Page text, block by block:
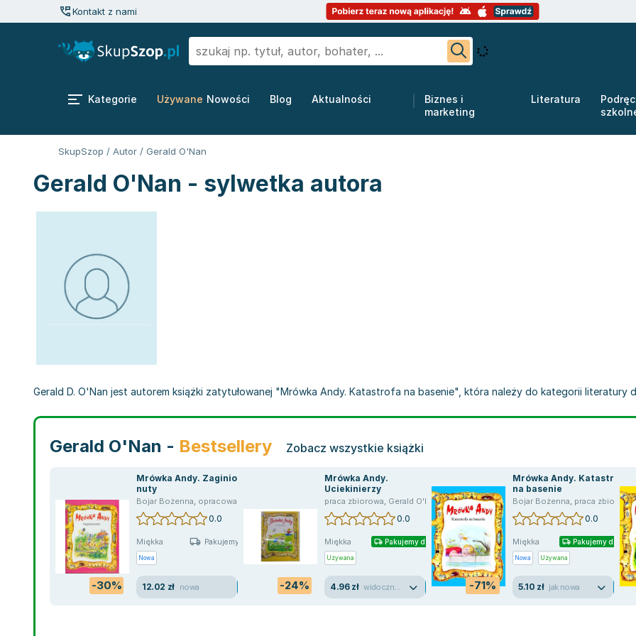
Kontakt z nami
Kategorie Używane Nowości Blog Aktualności
Biznes i
marketing
Literatura
SkupSzop / Autor / Gerald O'Nan
Gerald O'Nan - sylwetka autora
Gerald D. O'Nan jest autorem książki zatytułowanej "Mrówka Andy. Katastrofa na basenie", która należy do kategorii literatury
Gerald O'Nan - Bestsellery Zobacz wszystkie książki
-30%
Mrówka Andy. Zaginione
nuty
Bojar Bożenna, opracowanie zbiorowe praca zbiorowa,Gerald O'Nan
0.0
Miękka Pakujemy jutro
Nowa
12.02 zł nowa -24%
Mrówka Andy.
Uciekinierzy
praca zbiorowa, Gerald O'Nan ,Norman McGary
0.0
Miękka Pakujemy dzisiaj
Używana
4.96 zł -71%
Mrówka Andy. Katastrofa
na basenie
Bojar Bożenna, praca zbiorowa
0.0
Miękka Pakujemy dzisiaj
Nowa Używana
5.10 zł jak nowa